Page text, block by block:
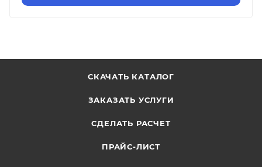
СКАЧАТЬ КАТАЛОГ
ЗАКАЗАТЬ УСЛУГИ
СДЕЛАТЬ РАСЧЕТ
ПРАЙС-ЛИСТ